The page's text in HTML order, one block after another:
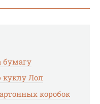
бумагу
Лол
коробок